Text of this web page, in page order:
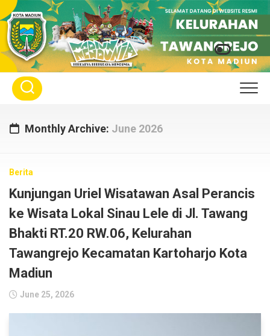
Skip
to
content
Monthly Archive: June 2026
Berita
Kunjungan Uriel Wisatawan Asal Perancis
ke Wisata Lokal Sinau Lele di Jl. Tawang
Bhakti RT.20 RW.06, Kelurahan
Tawangrejo Kecamatan Kartoharjo Kota
Madiun
June 25, 2026